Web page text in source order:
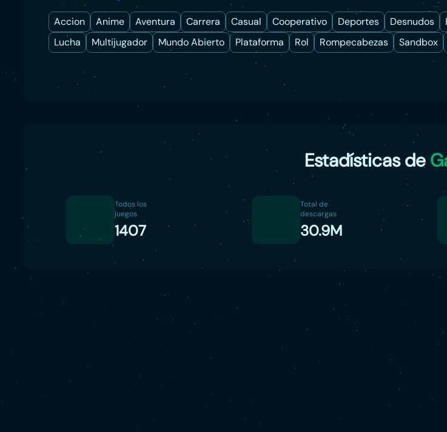
Accion Anime Aventura Carrera Casual Cooperativo Deportes Desnudos
Lucha
Multijugador Mundo Abierto Plataforma Rol Rompecabezas Sandbox
Estadísticas de
Todos los
juegos
1407
Total de
descargas
30.9M